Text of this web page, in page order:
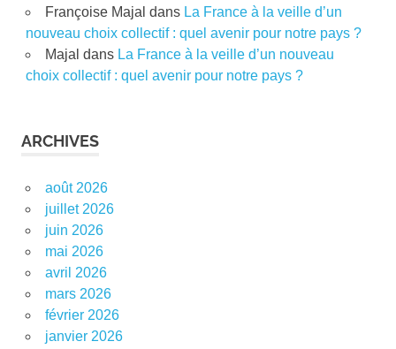
Françoise Majal dans La France à la veille d’un
nouveau choix collectif : quel avenir pour notre pays ?
Majal dans La France à la veille d’un nouveau
choix collectif : quel avenir pour notre pays ?
ARCHIVES
août 2026
juillet 2026
juin 2026
mai 2026
avril 2026
mars 2026
février 2026
janvier 2026